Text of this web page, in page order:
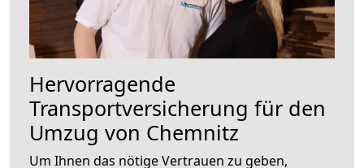
Hervorragende
Transportversicherung für den
Umzug von Chemnitz
Um Ihnen das nötige Vertrauen zu geben,